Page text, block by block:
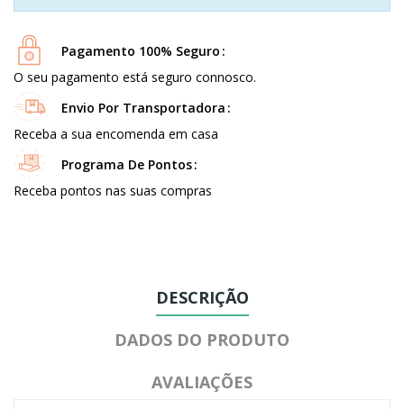
Pagamento 100% Seguro
O seu pagamento está seguro connosco.
Envio Por Transportadora
Receba a sua encomenda em casa
Programa De Pontos
Receba pontos nas suas compras
DESCRIÇÃO
DADOS DO PRODUTO
AVALIAÇÕES